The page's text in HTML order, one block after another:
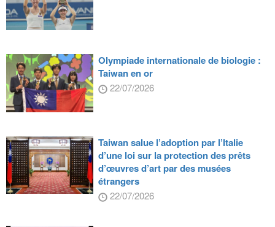
Olympiade internationale de biologie :
Taiwan en or
22/07/2026
Taiwan salue l’adoption par l’Italie
d’une loi sur la protection des prêts
d’œuvres d’art par des musées
étrangers
22/07/2026